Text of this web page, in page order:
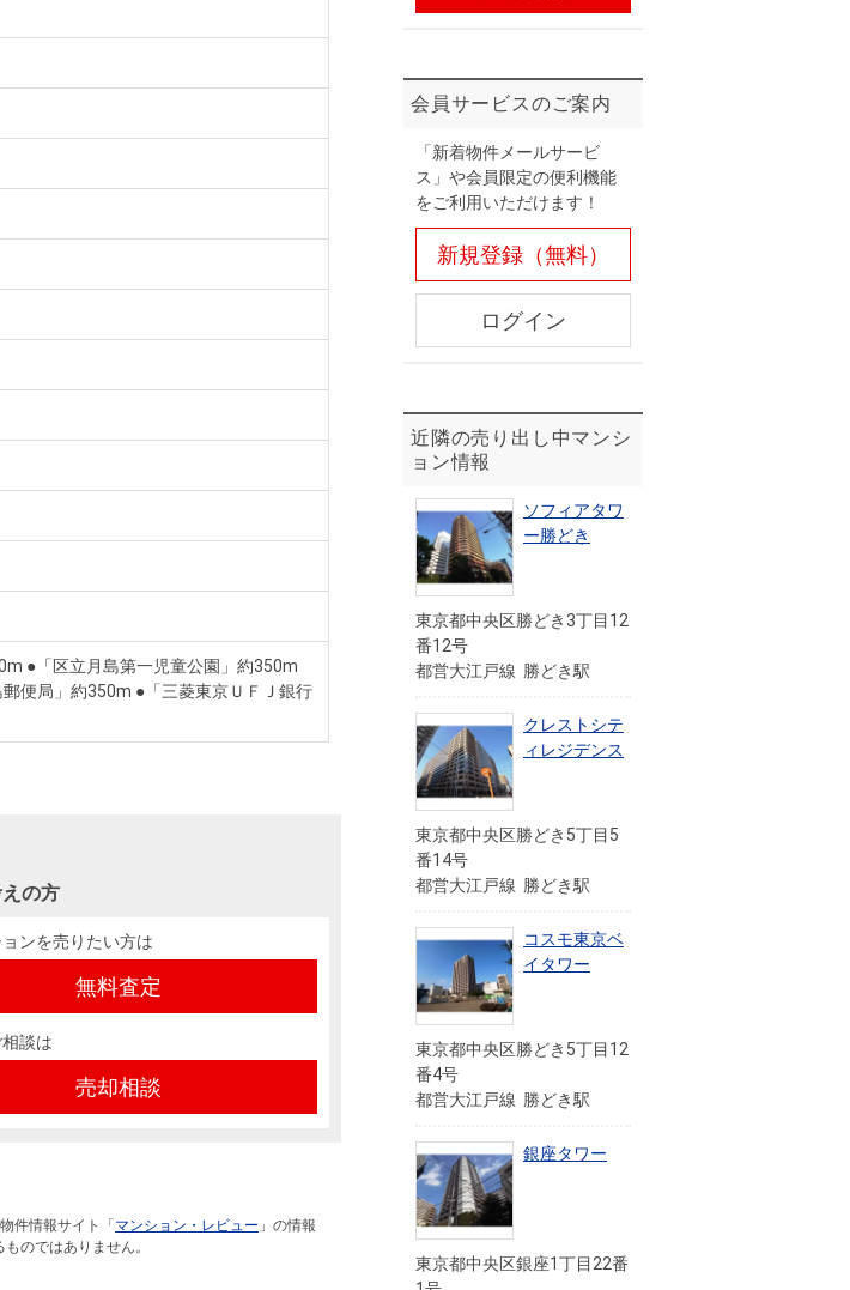
●「区立月島第一児童公園」約350m
便局」約350m ●「三菱東京ＵＦＪ銀行
の方
ンを売りたい方は
無料査定
談は
売却相談
件情報サイト「 マンション・レビュー 」の情報
のではありません。
会員サービスのご案内
「新着物件メールサービ
ス」や会員限定の便利機能
をご利用いただけます！
新規登録（無料）
ログイン
近隣の売り出し中マンシ
ョン情報
ソフィアタワ
ー勝どき
東京都中央区勝どき3丁目12
番12号
都営大江戸線 勝どき駅
クレストシテ
ィレジデンス
東京都中央区勝どき5丁目5
番14号
都営大江戸線 勝どき駅
コスモ東京ベ
イタワー
東京都中央区勝どき5丁目12
番4号
都営大江戸線 勝どき駅
銀座タワー
東京都中央区銀座1丁目22番